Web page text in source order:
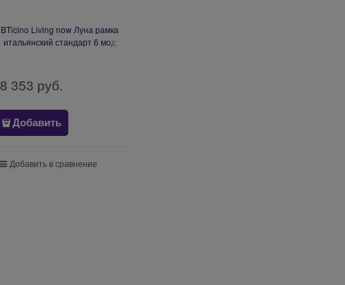
BTicino Living now Луна рамка
итальянский стандарт 6 мод
8 353 руб.
Добавить
Добавить в сравнение